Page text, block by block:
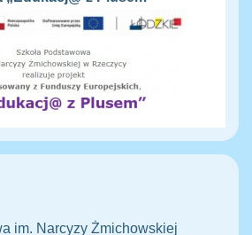
im. Narcyzy Żmichowskiej